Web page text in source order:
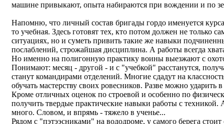
машине привыкают, опыта набираются при вождении и по
Напомню, что личный состав бригады гордо именуется
то учебная. Здесь готовят тех, кто потом должен не только
ситуациях, но и суметь привить такие же навыки
послаблений, строжайшая дисциплина. А работы всегда
Но именно на полигонную практику воины выезжают с
Понимают: месяц - другой - и с "учебкой" расстанутся,
станут командирами отделений. Многие сдадут на
обучать мастерству своих ровесников. Разве можно ударить
Кроме отличных оценок по строевой и особенно по
получить твердые практические навыки работы с техникой.
много. Словом, и впрямь - тяжело в ученье...
Рядом с "пэтээсниками" на вододроме, у самого берега